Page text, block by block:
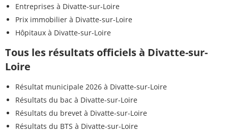
Entreprises à Divatte-sur-Loire
Prix immobilier à Divatte-sur-Loire
Hôpitaux à Divatte-sur-Loire
Tous les résultats officiels à Divatte-sur-
Loire
Résultat municipale 2026 à Divatte-sur-Loire
Résultats du bac à Divatte-sur-Loire
Résultats du brevet à Divatte-sur-Loire
Résultats du BTS à Divatte-sur-Loire